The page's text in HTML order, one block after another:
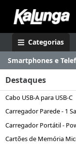
Categorias
Apresentação
Smartphones e
Destaques
Cabo USB-A para USB-C
Carregador Parede - 1
Carregador Portátil -
Cartões de Memória